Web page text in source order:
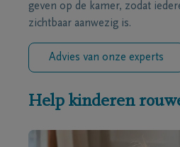
geven op de kamer, zodat
zichtbaar aanwezig is.
Advies van onze experts
Help kinderen